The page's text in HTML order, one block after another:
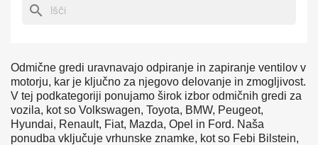
search
Odmične gredi uravnavajo odpiranje in zapiranje ventilov v
motorju, kar je ključno za njegovo delovanje in zmogljivost.
V tej podkategoriji ponujamo širok izbor odmičnih gredi za
vozila, kot so Volkswagen, Toyota, BMW, Peugeot,
Hyundai, Renault, Fiat, Mazda, Opel in Ford. Naša
ponudba vključuje vrhunske znamke, kot so Febi Bilstein,